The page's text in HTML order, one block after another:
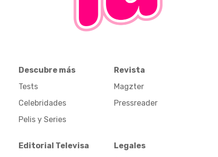
Descubre más
Tests
Celebridades
Pelis y Series
Revista
Magzter
Pressreader
Editorial Televisa
Legales